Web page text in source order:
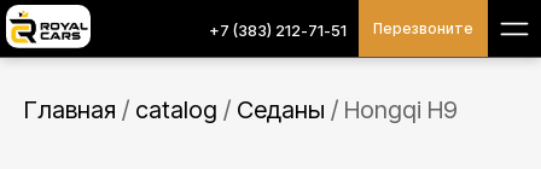
+7 (383) 212-71-51 Перезвоните
Главная / catalog / Седаны / Hongqi H9